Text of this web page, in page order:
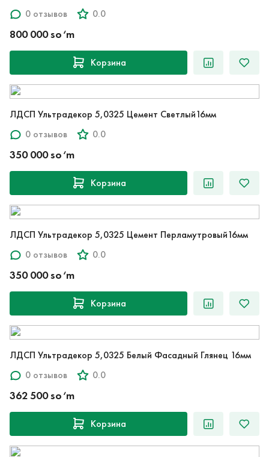
0 отзывов
0.0
800 000 so‘m
Корзина
ЛДСП Ультрадекор 5,0325 Цемент Светлый16мм
0 отзывов
0.0
350 000 so‘m
Корзина
ЛДСП Ультрадекор 5,0325 Цемент Перламутровый16мм
0 отзывов
0.0
350 000 so‘m
Корзина
ЛДСП Ультрадекор 5,0325 Белый Фасадный Глянец 16мм
0 отзывов
0.0
362 500 so‘m
Корзина